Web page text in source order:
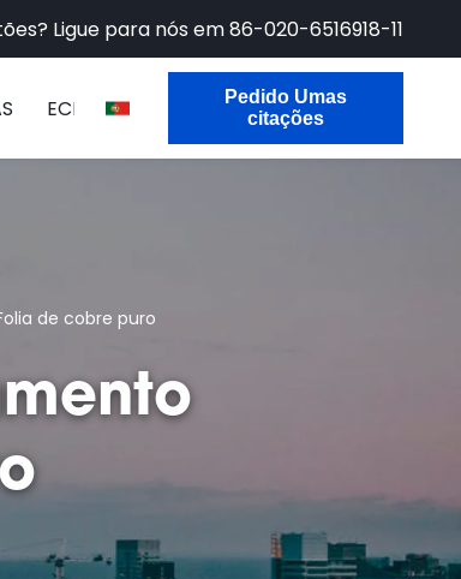
Ligue para nós em86-020-6516918-11
ECER
Pedido Umas
citações
de cobre puro